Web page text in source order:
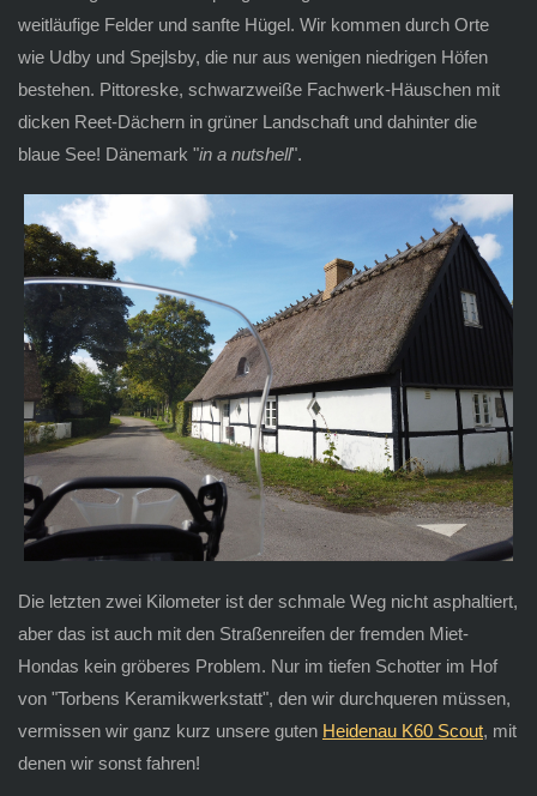
weitläufige Felder und sanfte Hügel. Wir kommen durch Orte
wie Udby und Spejlsby, die nur aus wenigen niedrigen Höfen
bestehen. Pittoreske, schwarzweiße Fachwerk-Häuschen mit
dicken Reet-Dächern in grüner Landschaft und dahinter die
blaue See! Dänemark "in a nutshell".
Die letzten zwei Kilometer ist der schmale Weg nicht asphaltiert,
aber das ist auch mit den Straßenreifen der fremden Miet-
Hondas kein gröberes Problem. Nur im tiefen Schotter im Hof
von "Torbens Keramikwerkstatt", den wir durchqueren müssen,
vermissen wir ganz kurz unsere guten Heidenau K60 Scout, mit
denen wir sonst fahren!